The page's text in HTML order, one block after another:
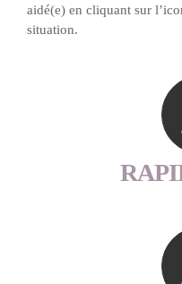
aidé(e) en cliquant sur
situation.